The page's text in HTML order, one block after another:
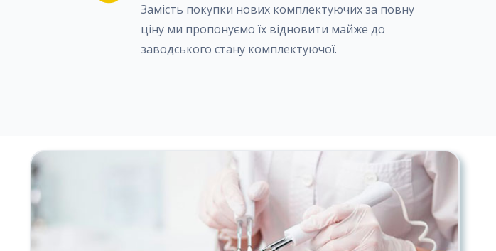
Замість покупки нових комплектуючих за повну
ціну ми пропонуємо їх відновити майже до
заводського стану комплектуючої.